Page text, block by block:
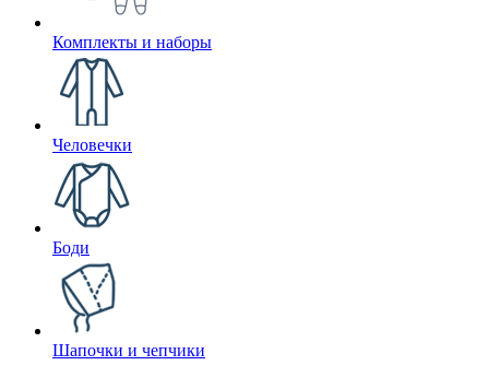
Комплекты и наборы
Человечки
Боди
Шапочки и чепчики